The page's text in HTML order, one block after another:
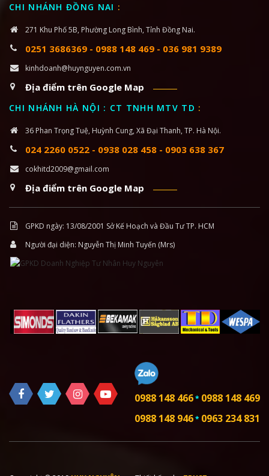
CHI NHÁNH ĐỒNG NAI :
271 Khu Phố 5B, Phường Long Bình, Tỉnh Đồng Nai.
0251 3686369 - 0988 148 469 - 036 981 9389
kinhdoanh@huynguyen.com.vn
Địa điểm trên Google Map
CHI NHÁNH HÀ NỘI : CT TNHH MTV TD :
36 Phan Trọng Tuệ, Huỳnh Cung, Xã Đại Thanh, TP. Hà Nội.
024 2260 0522 - 0938 028 458 - 0903 638 367
cokhitd2009@gmail.com
Địa điểm trên Google Map
GPKD ngày: 13/08/2001 Sở Kế Hoạch và Đầu Tư TP. HCM
Người đại diện: Nguyễn Thị Minh Tuyến (Mrs)
0988 148 466* 0988 148 469
0988 148 946* 0963 234 831